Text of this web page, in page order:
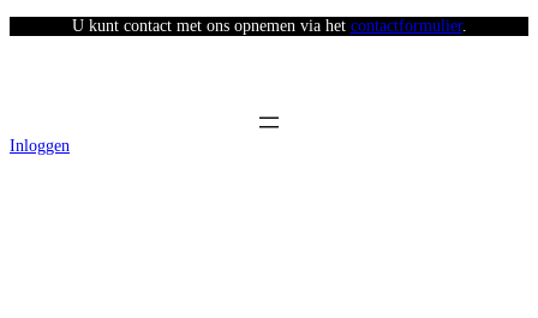
U kunt contact met ons opnemen via het contactformulier.
Inloggen